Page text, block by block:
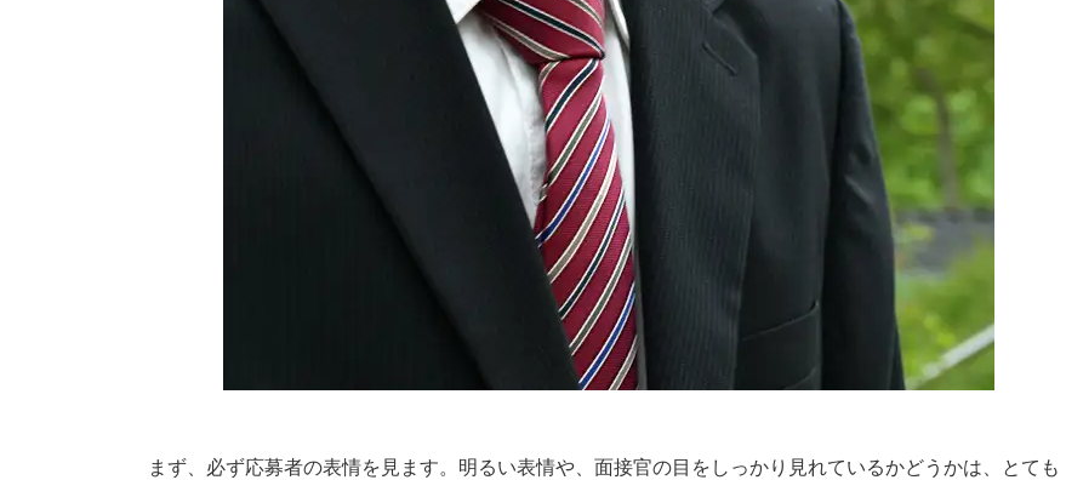
まず、必ず応募者の表情を見ます。明るい表情や、面接官の目をしっかり見れているかどうかは、とても